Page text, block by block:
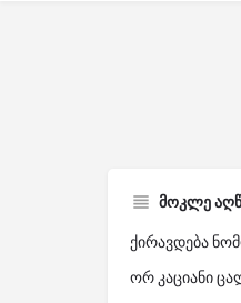
მოკლე
ქირავდება
ორ კაციანი